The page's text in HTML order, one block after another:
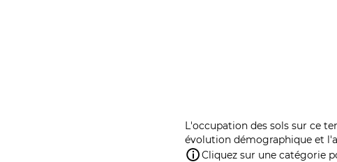
L'occupation des sols sur ce
évolution démographique et
Cliquez sur une catégorie